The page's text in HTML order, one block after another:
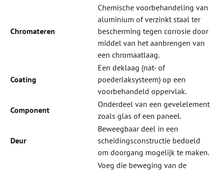
Chromateren
Chemische voorbehandeling van
aluminium of verzinkt staal ter
bescherming tegen ­corrosie door
middel van het aanbrengen van
een chromaatlaag.
Coating
Een deklaag (nat- of
poederlaksysteem) op een
voorbehandeld oppervlak.
Component
Onderdeel van een gevelelement
zoals glas of een paneel.
Deur
Beweegbaar deel in een
scheidingsconstructie bedoeld
om doorgang mogelijk te maken.
Voeg die beweging van de